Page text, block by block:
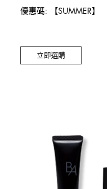
優惠碼: 【SUMMER】
立即選購